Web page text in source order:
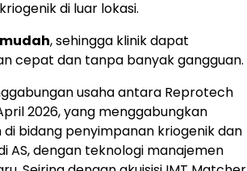
di luar lokasi.
, sehingga klinik dapat
cepat dan tanpa banyak gangguan.
usaha antara Reprotech
2026, yang menggabungkan
bidang penyimpanan kriogenik dan
AS, dengan teknologi manajemen